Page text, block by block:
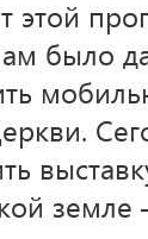
этой
было